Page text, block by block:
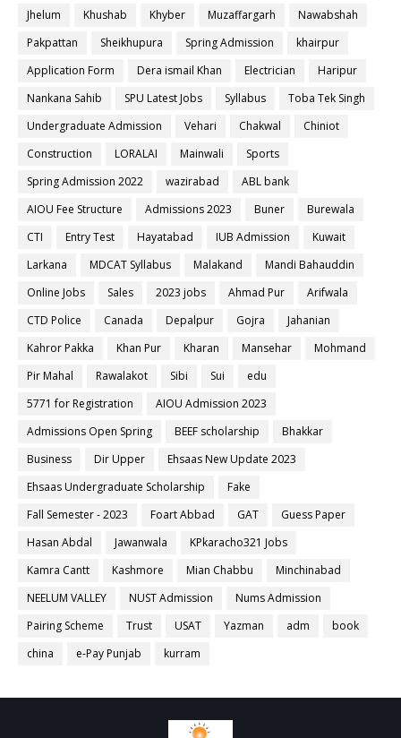
Jhelum
Khushab Khyber Muzaffargarh
Nawabshah
Pakpattan
Sheikhupura Spring Admission
khairpur
Application Form
Dera ismail Khan Electrician
Haripur
Nankana Sahib
SPU Latest Jobs Syllabus
Toba Tek Singh
Undergraduate Admission
Vehari Chakwal
Chiniot
Construction
LORALAI Mainwali
Sports
Spring Admission 2022
wazirabad
ABL bank
AIOU Fee Structure
Admissions 2023 Buner
Burewala
CTI
Entry Test Hayatabad IUB Admission
Kuwait
Larkana
MDCAT Syllabus Malakand
Mandi Bahauddin
Online Jobs
Sales 2023 jobs Ahmad Pur
Arifwala
CTD Police
Canada Depalpur Gojra
Jahanian
Kahror Pakka
Khan Pur Kharan Mansehar
Mohmand
Pir Mahal
Rawalakot Sibi Sui
edu
5771 for Registration
AIOU Admission 2023
Admissions Open Spring
BEEF scholarship
Bhakkar
Business
Dir Upper
Ehsaas New Update 2023
Ehsaas Undergraduate Scholarship
Fake
Fall Semester - 2023
Foart Abbad GAT
Guess Paper
Hasan Abdal
Jawanwala
KPkaracho321 Jobs
Kamra Cantt
Kashmore Mian Chabbu
Minchinabad
NEELUM VALLEY
NUST Admission
Nums Admission
Pairing Scheme
Trust USAT Yazman adm
book
china
e-Pay Punjab kurram